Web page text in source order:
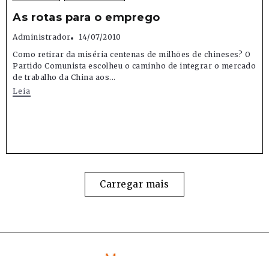
As rotas para o emprego
Administrador
14/07/2010
Como retirar da miséria centenas de milhões de chineses? O
Partido Comunista escolheu o caminho de integrar o mercado
de trabalho da China aos...
Leia
Carregar mais